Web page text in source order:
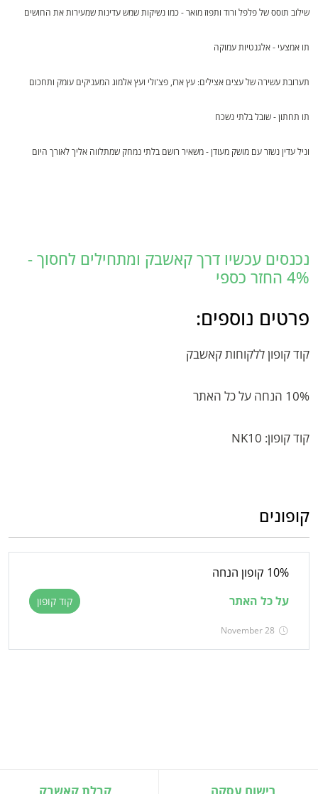
שילוב תוסס של פלפל ורוד ותפוז מואר - כמו נשיקות שמש עדינות שמעירות את החושים
תו אמצעי - אלגנטיות עמוקה
תערובת עשירה של עצים אצילים: עץ ארז, פצ'ולי ועץ אלמוג המעניקים עומק ותחכום
תו תחתון - שובל בלתי נשכח
וניל עדין נשזר עם מושק מעודן - משאיר רושם בלתי נמחק שמתלווה אליך לאורך היום
נכנסים עכשיו דרך קאשבק ומתחילים לחסוך -
4% החזר כספי
פרטים נוספים:
קוד קופון ללקוחות קאשבק
10% הנחה על כל האתר
קוד קופון: NK10
קופונים
10% קופון הנחה
על כל האתר
November 28
קוד קופון